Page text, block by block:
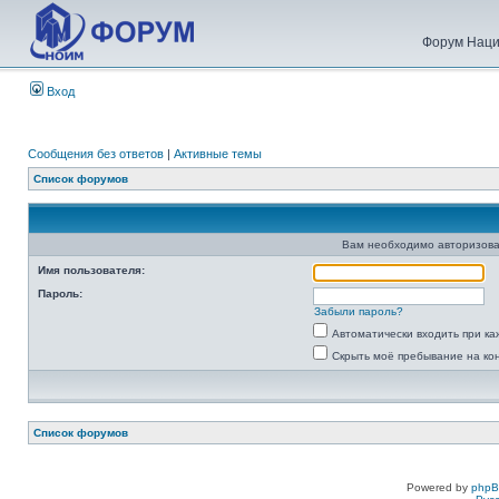
Форум
Вход
Сообщения без ответов | Активные темы
Список форумов
Вам необходимо
Имя пользователя:
Пароль:
Забыли пароль?
Автоматически входить при
Скрыть моё пребывание на
Список форумов
Powered by